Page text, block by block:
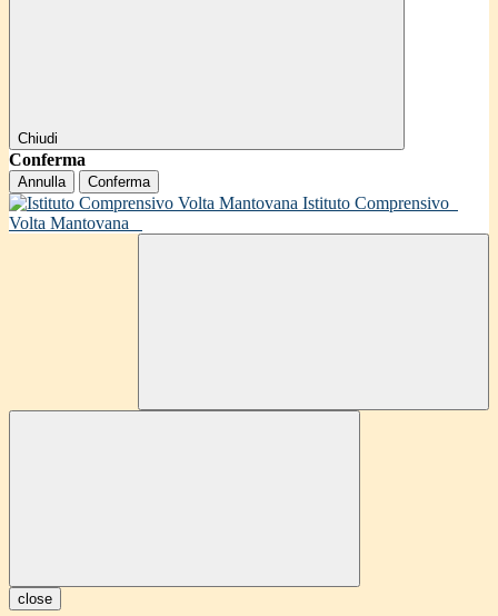
Chiudi
Conferma
Annulla Conferma
Istituto Comprensivo
Volta Mantovana
close